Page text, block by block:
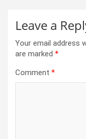
Leave a
Your email address
are marked *
Comment *